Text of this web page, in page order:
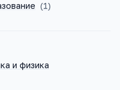
(1)
и физика